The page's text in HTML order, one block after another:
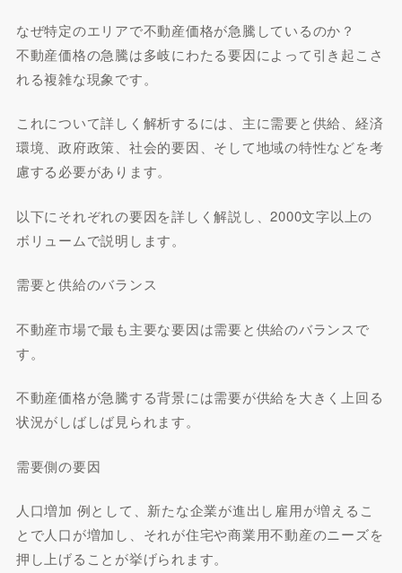
なぜ特定のエリアで不動産価格が急騰しているのか？
不動産価格の急騰は多岐にわたる要因によって引き起こさ
れる複雑な現象です。
これについて詳しく解析するには、主に需要と供給、経済
環境、政府政策、社会的要因、そして地域の特性などを考
慮する必要があります。
以下にそれぞれの要因を詳しく解説し、2000文字以上の
ボリュームで説明します。
需要と供給のバランス
不動産市場で最も主要な要因は需要と供給のバランスで
す。
不動産価格が急騰する背景には需要が供給を大きく上回る
状況がしばしば見られます。
需要側の要因
人口増加 例として、新たな企業が進出し雇用が増えるこ
とで人口が増加し、それが住宅や商業用不動産のニーズを
押し上げることが挙げられます。